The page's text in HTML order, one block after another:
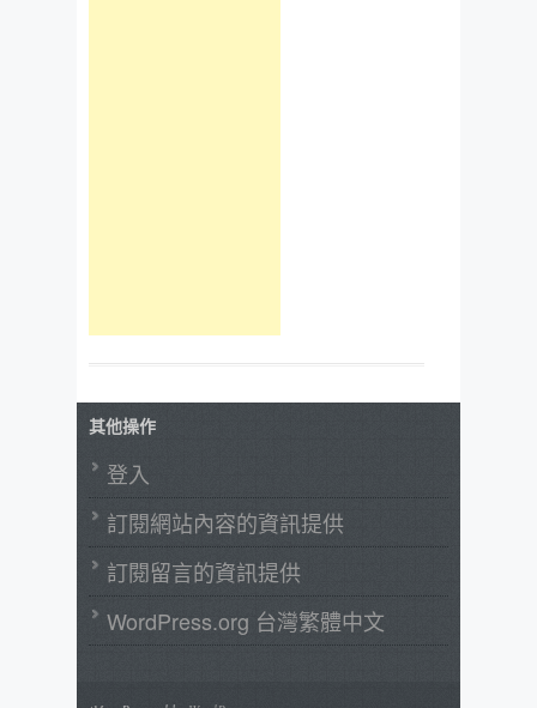
其他操作
登入
訂閱網站內容的資訊提供
訂閱留言的資訊提供
WordPress.org 台灣繁體中文